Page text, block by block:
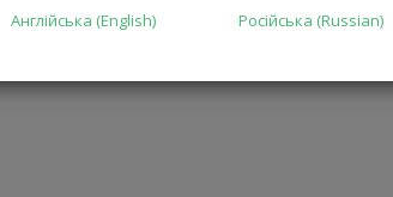
Англійська (English)
Російська (Russian)